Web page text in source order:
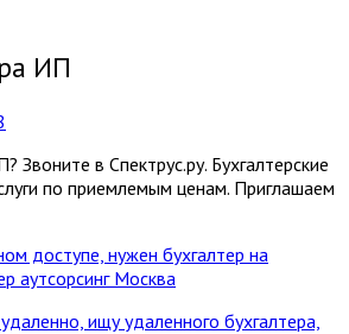
ИП
Звоните в Спектрус.ру. Бухгалтерские
по приемлемым ценам. Приглашаем
доступе, нужен бухгалтер на
аутсорсинг Москва
ищу удаленного бухгалтера,